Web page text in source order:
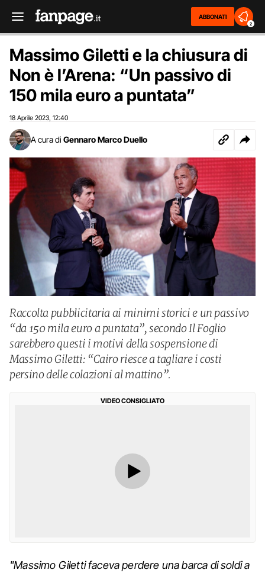
ABBONATI
2
Massimo Giletti e la chiusura di
Non è l’Arena: “Un passivo di
150 mila euro a puntata”
18 Aprile 2023 12:40
A cura di Gennaro Marco Duello
Raccolta pubblicitaria ai minimi storici e un passivo
“da 150 mila euro a puntata”, secondo Il Foglio
sarebbero questi i motivi della sospensione di
Massimo Giletti: “Cairo riesce a tagliare i costi
persino delle colazioni al mattino”.
VIDEO CONSIGLIATO
"Massimo Giletti faceva perdere una barca di soldi a